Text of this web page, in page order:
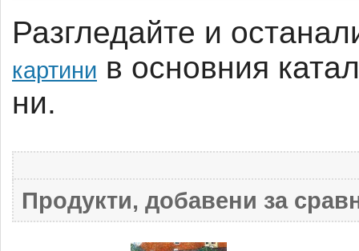
Разгледайте и
картини в основния
ни.
Продукти, добавени за